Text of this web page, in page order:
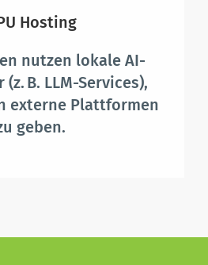
Hosting
nutzen lokale AI-
B. LLM-Services),
externe Plattformen
geben.